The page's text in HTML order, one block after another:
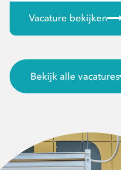
Vacature bekijken
Bekijk alle vacatures